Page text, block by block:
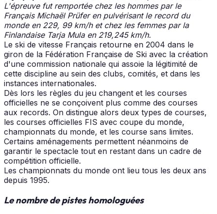
L'épreuve fut remportée chez les hommes par le
Français Michaël Prüfer en pulvérisant le record du
monde en 229, 99 km/h et chez les femmes par la
Finlandaise Tarja Mula en 219,245 km/h.
Le ski de vitesse Français retourne en 2004 dans le
giron de la Fédération Française de Ski avec la création
d'une commission nationale qui assoie la légitimité de
cette discipline au sein des clubs, comités, et dans les
instances internationales.
Dès lors les règles du jeu changent et les courses
officielles ne se conçoivent plus comme des courses
aux records. On distingue alors deux types de courses,
les courses officielles FIS avec coupe du monde,
championnats du monde, et les course sans limites.
Certains aménagements permettent néanmoins de
garantir le spectacle tout en restant dans un cadre de
compétition officielle.
Les championnats du monde ont lieu tous les deux ans
depuis 1995.
Le nombre de pistes homologuées